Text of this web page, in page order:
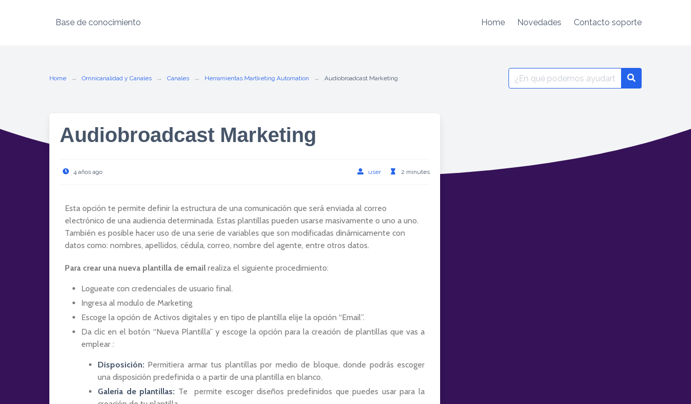
Base de conocimiento Home Novedades Contacto soporte
Home Omnicanalidad y Canales Canales Herramientas Martketing Automation Audiobroadcast Marketing
Audiobroadcast Marketing
4 años ago user 2 minutes
Esta opción te permite definir la estructura de una comunicación que será enviada al correo
electrónico de una audiencia determinada. Estas plantillas pueden usarse masivamente o uno a uno.
También es posible hacer uso de una serie de variables que son modificadas dinámicamente con
datos como: nombres, apellidos, cédula, correo, nombre del agente, entre otros datos.
Para crear una nueva plantilla de email realiza el siguiente procedimiento:
Logueate con credenciales de usuario final.
Ingresa al modulo de Marketing
Escoge la opción de Activos digitales y en tipo de plantilla elije la opción “Email”.
Da clic en el botón “Nueva Plantilla” y escoge la opción para la creación de plantillas que vas a
emplear :
Disposición: Permitiera armar tus plantillas por medio de bloque, donde podrás escoger
una disposición predefinida o a partir de una plantilla en blanco.
Galería de plantillas: Te permite escoger diseños predefinidos que puedes usar para la